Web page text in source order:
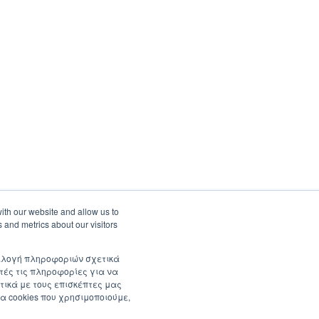
our website and allow us to
metrics about our visitors
πληροφοριών σχετικά
τις πληροφορίες για να
με τους επισκέπτες μας
cookies που χρησιμοποιούμε,